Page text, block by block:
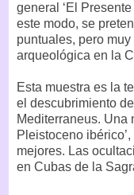
general ‘El
este modo, se
puntuales, pero
arqueológica en la
Esta muestra es la
el descubrimiento
Mediterraneus. Una
Pleistoceno
mejores. Las
en Cubas de la